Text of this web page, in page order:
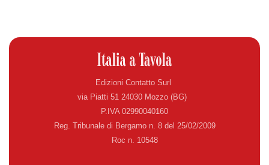
Edizioni Contatto Surl
via Piatti 51 24030 Mozzo (BG)
P.IVA 02990040160
Reg. Tribunale di Bergamo n. 8 del 25/02/2009
Roc n. 10548